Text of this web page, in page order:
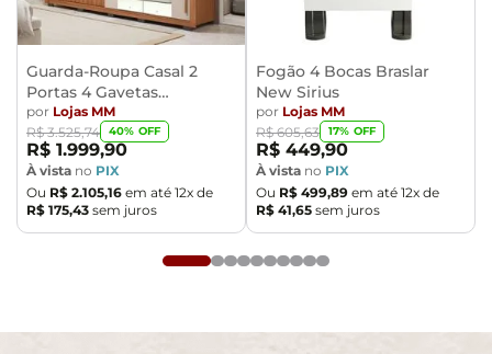
Guarda-Roupa Casal 2
Portas 4 Gavetas
Caemmun Moviment
por Lojas MM
R$ 3.525,74 40% OFF
R$ 1.999,90
À vista no PIX
Ou R$ 2.105,16 em até 12x de
R$ 175,43 sem juros
Fogão 4 Bocas Braslar
New Sirius
por Lojas MM
R$ 605,63 17% OFF
R$ 449,90
À vista no PIX
Ou R$ 499,89 em até 12x de
R$ 41,65 sem juros